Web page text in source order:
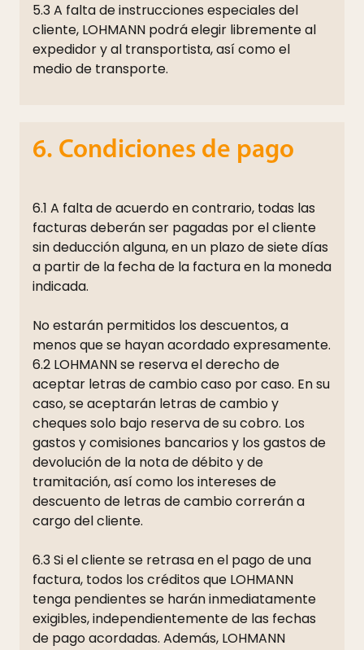
5.3 A falta de instrucciones especiales del
cliente, LOHMANN podrá elegir libremente al
expedidor y al transportista, así como el
medio de transporte.
6. Condiciones de pago
6.1 A falta de acuerdo en contrario, todas las
facturas deberán ser pagadas por el cliente
sin deducción alguna, en un plazo de siete días
a partir de la fecha de la factura en la moneda
indicada.
No estarán permitidos los descuentos, a
menos que se hayan acordado expresamente.
6.2 LOHMANN se reserva el derecho de
aceptar letras de cambio caso por caso. En su
caso, se aceptarán letras de cambio y
cheques solo bajo reserva de su cobro. Los
gastos y comisiones bancarios y los gastos de
devolución de la nota de débito y de
tramitación, así como los intereses de
descuento de letras de cambio correrán a
cargo del cliente.
6.3 Si el cliente se retrasa en el pago de una
factura, todos los créditos que LOHMANN
tenga pendientes se harán inmediatamente
exigibles, independientemente de las fechas
de pago acordadas. Además, LOHMANN